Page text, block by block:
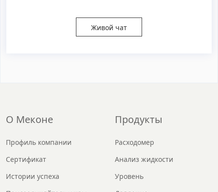
Живой чат
О Меконе
Профиль компании
Сертификат
Истории успеха
Продукты
Расходомер
Анализ жидкости
Уровень